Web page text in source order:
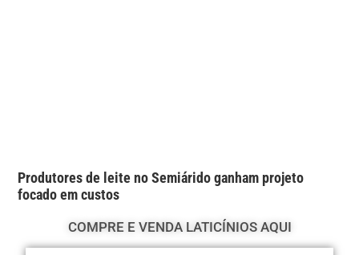
Produtores de leite no Semiárido ganham projeto
focado em custos
COMPRE E VENDA LATICÍNIOS AQUI